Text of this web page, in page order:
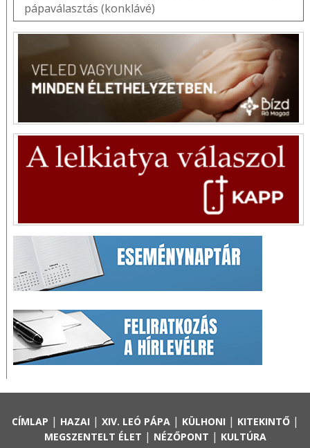
pápaválasztás (konklávé)
CÍMLAP | HAZAI | XIV. LEÓ PÁPA| KÜLHONI | KITEKINTŐ|
MEGSZENTELT ÉLET | NÉZŐPONT | KULTÚRA